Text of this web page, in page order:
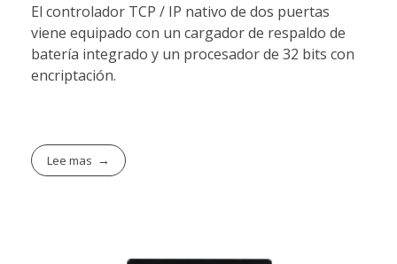
El controlador TCP / IP nativo de dos puertas
viene equipado con un cargador de respaldo de
batería integrado y un procesador de 32 bits con
encriptación.
Lee mas